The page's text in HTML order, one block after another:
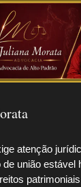
atenção
união estável